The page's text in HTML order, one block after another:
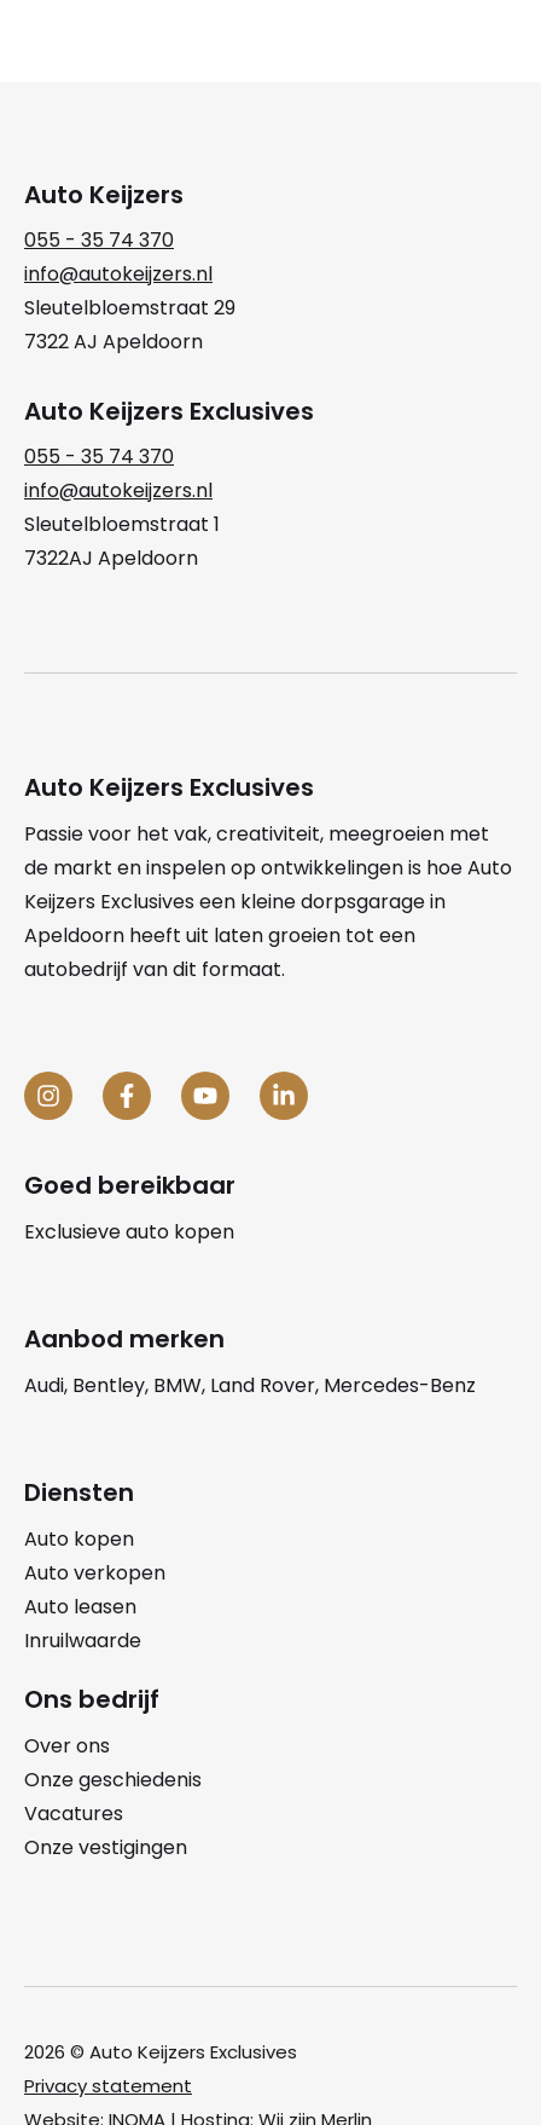
Auto Keijzers
055 - 35 74 370
info@autokeijzers.nl
Sleutelbloemstraat 29
7322 AJ Apeldoorn
Auto Keijzers Exclusives
055 - 35 74 370
info@autokeijzers.nl
Sleutelbloemstraat 1
7322AJ Apeldoorn
Auto Keijzers Exclusives
Passie voor het vak, creativiteit, meegroeien met
de markt en inspelen op ontwikkelingen is hoe Auto
Keijzers Exclusives een kleine dorpsgarage in
Apeldoorn heeft uit laten groeien tot een
autobedrijf van dit formaat.
Goed bereikbaar
Exclusieve auto kopen
Aanbod merken
Audi, Bentley, BMW, Land Rover, Mercedes-Benz
Diensten
Auto kopen
Auto verkopen
Auto leasen
Inruilwaarde
Ons bedrijf
Over ons
Onze geschiedenis
Vacatures
Onze vestigingen
2026 © Auto Keijzers Exclusives
Privacy statement
Website: INOMA | Hosting: Wij zijn Merlin